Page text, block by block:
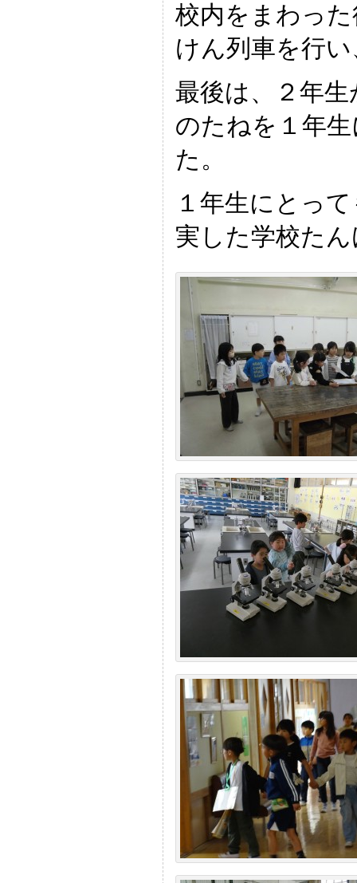
校内をまわっ
けん列車を行
最後は、２年
のたねを１年
た。
１年生にとっ
実した学校た